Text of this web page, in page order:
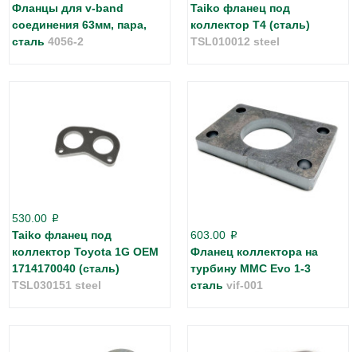
Фланцы для v-band
соединения 63мм, пара,
сталь 4056-2
Taiko фланец под
коллектор Т4 (сталь)
TSL010012 steel
530.00 p
Taiko фланец под
коллектор Toyota 1G OEM
1714170040 (сталь)
TSL030151 steel
603.00 p
Фланец коллектора на
турбину MMC Evo 1-3
сталь vif-001